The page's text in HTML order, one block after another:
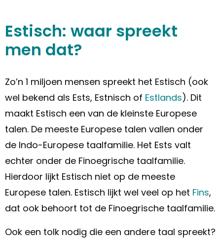
Estisch: waar spreekt
men dat?
Zo’n 1 miljoen mensen spreekt het Estisch (ook
wel bekend als Ests, Estnisch of Estlands). Dit
maakt Estisch een van de kleinste Europese
talen. De meeste Europese talen vallen onder
de Indo-Europese taalfamilie. Het Ests valt
echter onder de Finoegrische taalfamilie.
Hierdoor lijkt Estisch niet op de meeste
Europese talen. Estisch lijkt wel veel op het Fins,
dat ook behoort tot de Finoegrische taalfamilie.
Ook een tolk nodig die een andere taal spreekt?